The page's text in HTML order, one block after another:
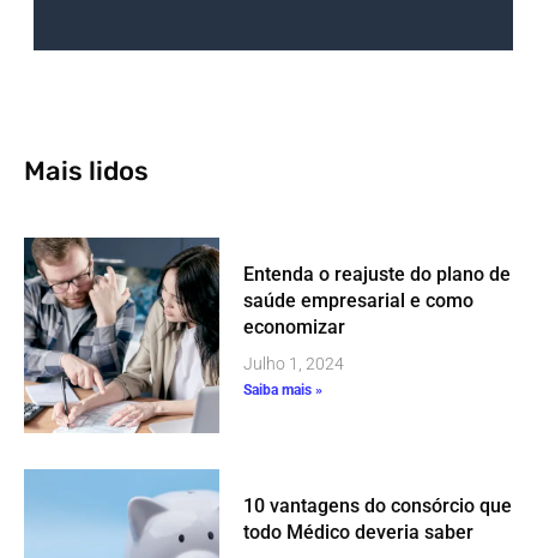
Mais lidos
Entenda o reajuste do plano de
saúde empresarial e como
economizar
Julho 1, 2024
Saiba mais »
10 vantagens do consórcio que
todo Médico deveria saber